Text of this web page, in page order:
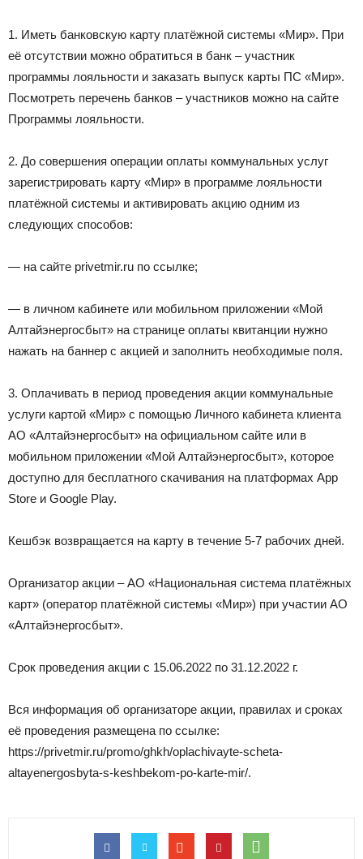
1. Иметь банковскую карту платёжной системы «Мир». При
её отсутствии можно обратиться в банк – участник
программы лояльности и заказать выпуск карты ПС «Мир».
Посмотреть перечень банков – участников можно на сайте
Программы лояльности.
2. До совершения операции оплаты коммунальных услуг
зарегистрировать карту «Мир» в программе лояльности
платёжной системы и активировать акцию одним из
следующих способов:
— на сайте privetmir.ru по ссылке;
— в личном кабинете или мобильном приложении «Мой
Алтайэнергосбыт» на странице оплаты квитанции нужно
нажать на баннер с акцией и заполнить необходимые поля.
3. Оплачивать в период проведения акции коммунальные
услуги картой «Мир» с помощью Личного кабинета клиента
АО «Алтайэнергосбыт» на официальном сайте или в
мобильном приложении «Мой Алтайэнергосбыт», которое
доступно для бесплатного скачивания на платформах App
Store и Google Play.
Кешбэк возвращается на карту в течение 5-7 рабочих дней.
Организатор акции – АО «Национальная система платёжных
карт» (оператор платёжной системы «Мир») при участии АО
«Алтайэнергосбыт».
Срок проведения акции с 15.06.2022 по 31.12.2022 г.
Вся информация об организаторе акции, правилах и сроках
её проведения размещена по ссылке:
https://privetmir.ru/promo/ghkh/oplachivayte-scheta-
altayenergosbyta-s-keshbekom-po-karte-mir/.